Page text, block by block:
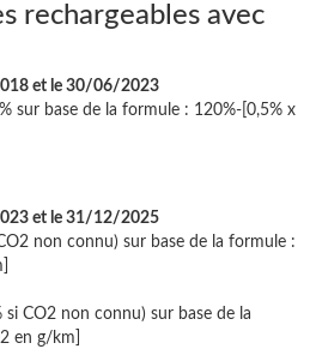
rechargeables avec
et le 30/06/2023
sur base de la formule : 120%-[0,5% x
et le 31/12/2025
non connu) sur base de la formule :
si CO2 non connu) sur base de la
en g/km]